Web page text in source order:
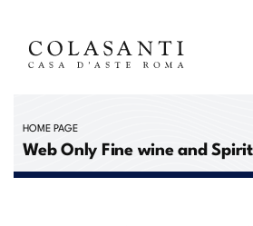
HOME PAGE
Web Only Fine wine and